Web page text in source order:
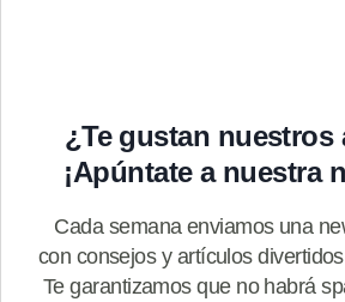
¿Te gustan
¡Apúntate a nuestra
Cada semana enviamos una
con consejos y artículos
Te garantizamos que no habrá